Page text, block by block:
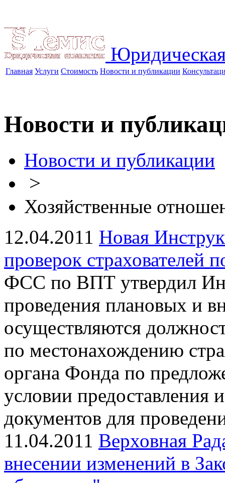
Главная Услуги Стоимость Новости и публикации
Новости и
Новости и публикации
>
Хозяйственные
12.04.2011 Новая
проверок
ФСС по ВПТ утвердил
проведения плановых и
осуществляются
по местонахождению
органа Фонда по
условии предоставления
документов для
11.04.2011 Верховная
внесении изменений в